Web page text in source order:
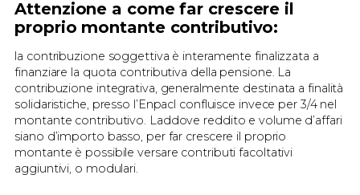
Attenzione a come far crescere il
proprio montante contributivo:
la contribuzione soggettiva è interamente finalizzata a
finanziare la quota contributiva della pensione. La
contribuzione integrativa, generalmente destinata a finalità
solidaristiche, presso l’Enpacl confluisce invece per 3/4 nel
montante contributivo. Laddove reddito e volume d’affari
siano d’importo basso, per far crescere il proprio
montante è possibile versare contributi facoltativi
aggiuntivi, o modulari.